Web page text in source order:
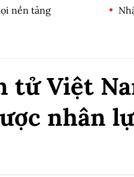
nền tảng
Việt
nhân